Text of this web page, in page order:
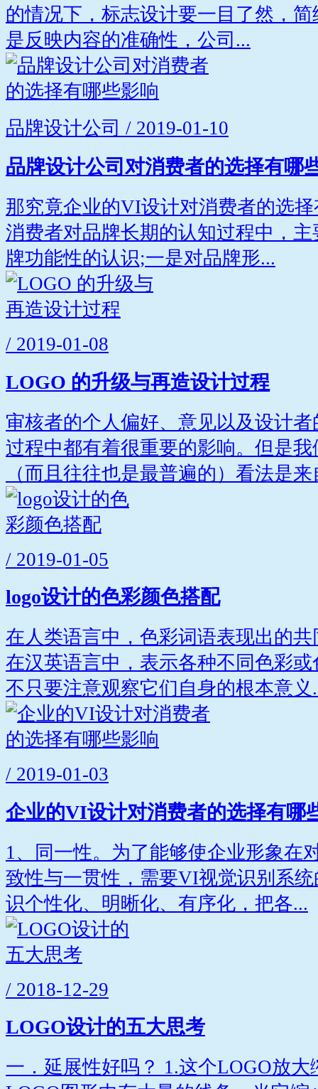
的情况下，标志设计要一目了然，
是反映内容的准确性，公司...
品牌设计公司 / 2019-01-10
品牌设计公司对消费者的选择有哪
那究竟企业的VI设计对消费者的选
消费者对品牌长期的认知过程中，
牌功能性的认识;一是对品牌形...
/ 2019-01-08
LOGO 的升级与再造设计过程
审核者的个人偏好、意见以及设计
过程中都有着很重要的影响。但是
（而且往往也是最普遍的）看法是来
/ 2019-01-05
logo设计的色彩颜色搭配
在人类语言中，色彩词语表现出的
在汉英语言中，表示各种不同色彩
不只要注意观察它们自身的根本意义
/ 2019-01-03
企业的VI设计对消费者的选择有哪
1、同一性。为了能够使企业形象在
致性与一贯性，需要VI视觉识别系
识个性化、明晰化、有序化，把各...
/ 2018-12-29
LOGO设计的五大思考
一．延展性好吗？ 1.这个LOGO放